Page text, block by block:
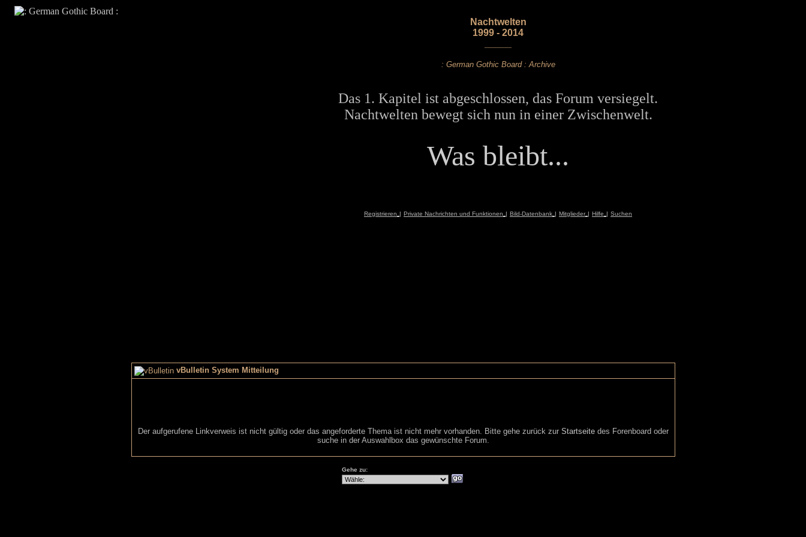
Nachtwelten
1999 - 2014
: German Gothic Board : Archive
Das 1. Kapitel ist abgeschlossen, das Forum versiegelt.
Nachtwelten bewegt sich nun in einer Zwischenwelt.
Was bleibt...
Registrieren | Private Nachrichten und Funktionen | Bild-Datenbank | Mitglieder | Hilfe | Suchen
vBulletin System Mitteilung
Der aufgerufene Linkverweis ist nicht gültig oder das angeforderte Thema ist nicht mehr vorhanden. Bitte gehe zurück zur Startseitedes Forenboard oder
suche in der Auswahlbox das gewünschte Forum.
Gehe zu: